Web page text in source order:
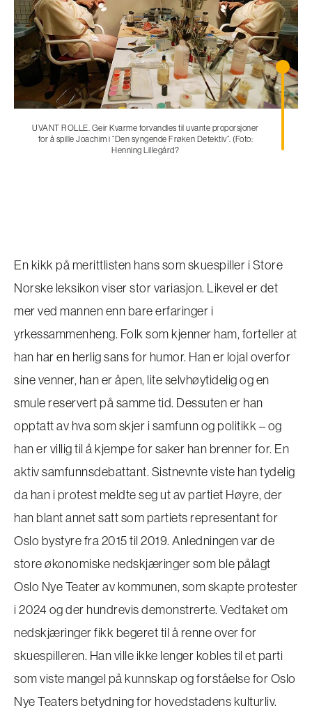
UVANT ROLLE. Geir Kvarme forvandles til uvante proporsjoner
for å spille Joachim i “Den syngende Frøken Detektiv”. (Foto:
Henning Lillegård?
En kikk på merittlisten hans som skuespiller i Store
Norske leksikon viser stor variasjon. Likevel er det
mer ved mannen enn bare erfaringer i
yrkessammenheng. Folk som kjenner ham, forteller at
han har en herlig sans for humor. Han er lojal overfor
sine venner, han er åpen, lite selvhøytidelig og en
smule reservert på samme tid. Dessuten er han
opptatt av hva som skjer i samfunn og politikk – og
han er villig til å kjempe for saker han brenner for. En
aktiv samfunnsdebattant. Sistnevnte viste han tydelig
da han i protest meldte seg ut av partiet Høyre, der
han blant annet satt som partiets representant for
Oslo bystyre fra 2015 til 2019. Anledningen var de
store økonomiske nedskjæringer som ble pålagt
Oslo Nye Teater av kommunen, som skapte protester
i 2024 og der hundrevis demonstrerte. Vedtaket om
nedskjæringer fikk begeret til å renne over for
skuespilleren. Han ville ikke lenger kobles til et parti
som viste mangel på kunnskap og forståelse for Oslo
Nye Teaters betydning for hovedstadens kulturliv.